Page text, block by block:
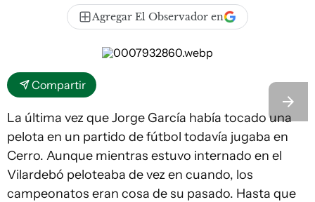
Agregar El Observador en
Compartir
La última vez que Jorge García había tocado una
pelota en un partido de fútbol todavía jugaba en
Cerro. Aunque mientras estuvo internado en el
Vilardebó peloteaba de vez en cuando, los
campeonatos eran cosa de su pasado. Hasta que